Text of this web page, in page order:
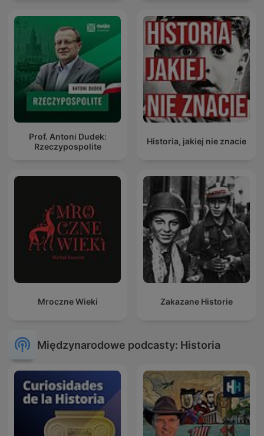
Prof. Antoni Dudek:
Rzeczypospolite
Historia, jakiej nie znacie
Mroczne Wieki Zakazane Historie
Międzynarodowe podcasty: Historia